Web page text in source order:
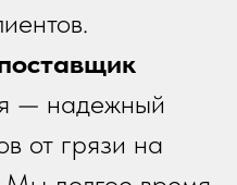
— надежный
от грязи на